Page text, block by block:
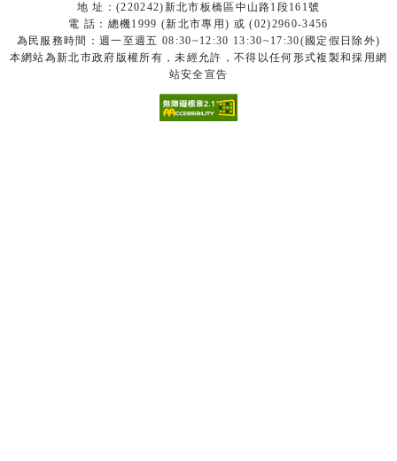
地 址：(220242)新北市板橋區中山路1段161號
電 話：總機1999 (新北市專用) 或 (02)2960-3456
為民服務時間：週一至週五 08:30~12:30 13:30~17:30(國定假日除外)
本網站為新北市政府版權所有，未經允許，不得以任何形式複製和採用網
站安全宣告